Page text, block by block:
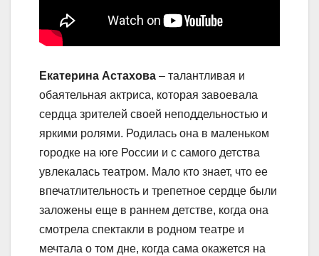
Екатерина Астахова – талантливая и
обаятельная актриса, которая завоевала
сердца зрителей своей неподдельностью и
яркими ролями. Родилась она в маленьком
городке на юге России и с самого детства
увлекалась театром. Мало кто знает, что ее
впечатлительность и трепетное сердце были
заложены еще в раннем детстве, когда она
смотрела спектакли в родном театре и
мечтала о том дне, когда сама окажется на